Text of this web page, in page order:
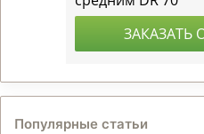
Популярные статьи